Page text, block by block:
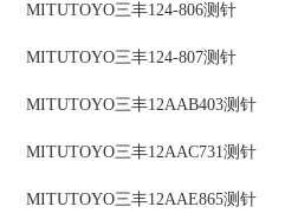
MITUTOYO三丰124-806测针
MITUTOYO三丰124-807测针
MITUTOYO三丰12AAB403测针
MITUTOYO三丰12AAC731测针
MITUTOYO三丰12AAE865测针